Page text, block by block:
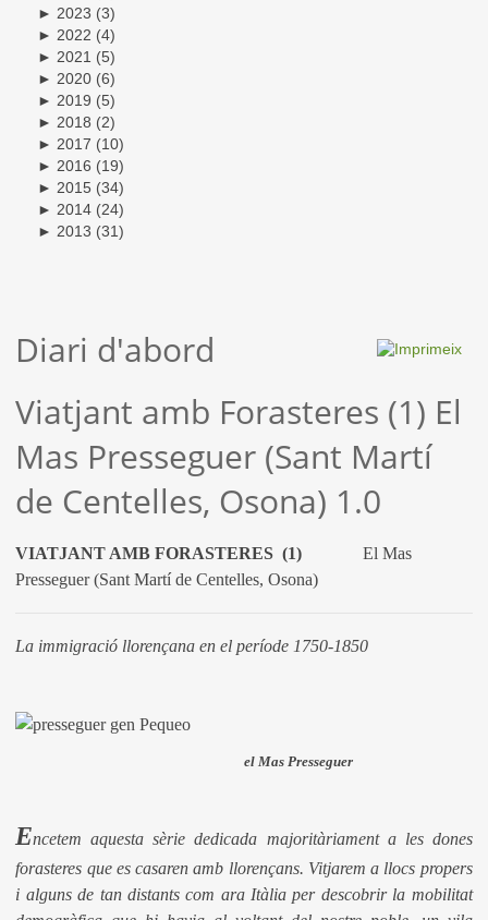
► 2023 (3)
► 2022 (4)
► 2021 (5)
► 2020 (6)
► 2019 (5)
► 2018 (2)
► 2017 (10)
► 2016 (19)
► 2015 (34)
► 2014 (24)
► 2013 (31)
Diari d'abord
Viatjant amb Forasteres (1) El
Mas Presseguer (Sant Martí
de Centelles, Osona) 1.0
VIATJANT AMB FORASTERES(1) El Mas
Presseguer (Sant Martí de Centelles, Osona)
La immigració llorençana en el període 1750-1850
el Mas Presseguer
Encetem aquesta sèrie dedicada majoritàriament a les dones
forasteres que es casaren amb llorençans. Vitjarem a llocs propers
i alguns de tan distants com ara Itàlia per descobrir la mobilitat